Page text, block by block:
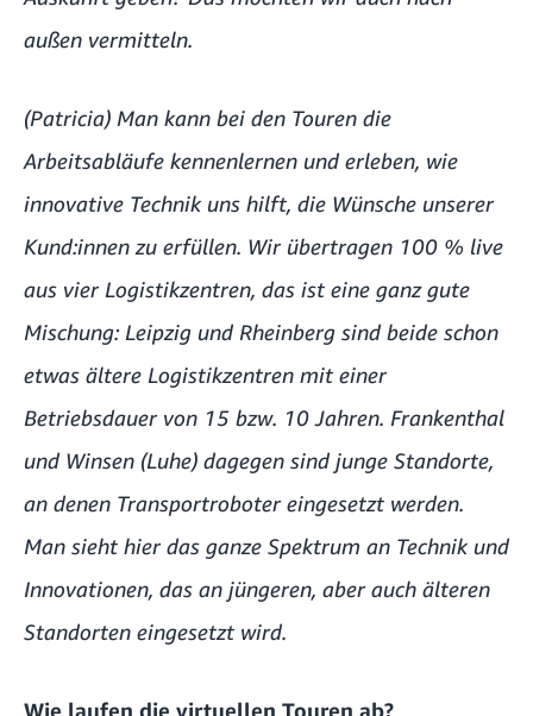
außen vermitteln.
(Patricia) Man kann bei den Touren die
Arbeitsabläufe kennenlernen und erleben, wie
innovative Technik uns hilft, die Wünsche unserer
Kund:innen zu erfüllen. Wir übertragen 100 % live
aus vier Logistikzentren, das ist eine ganz gute
Mischung: Leipzig und Rheinberg sind beide schon
etwas ältere Logistikzentren mit einer
Betriebsdauer von 15 bzw. 10 Jahren. Frankenthal
und Winsen (Luhe) dagegen sind junge Standorte,
an denen Transportroboter eingesetzt werden.
Man sieht hier das ganze Spektrum an Technik und
Innovationen, das an jüngeren, aber auch älteren
Standorten eingesetzt wird.
Wie laufen die virtuellen Touren ab?